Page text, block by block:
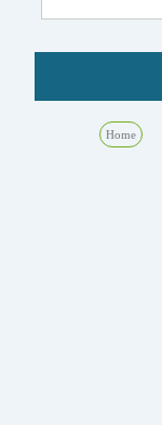
Home